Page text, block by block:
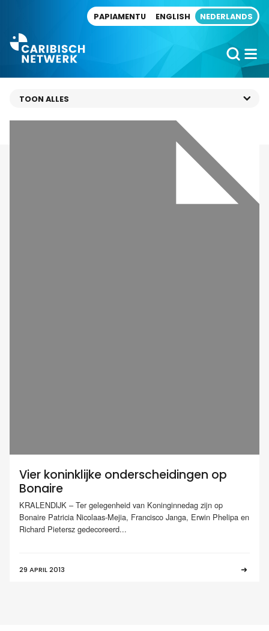
PAPIAMENTU ENGLISH NEDERLANDS
Vier koninklijke onderscheidingen op
Bonaire
KRALENDIJK – Ter gelegenheid van Koninginnedag zijn op
Bonaire Patricia Nicolaas-Mejia, Francisco Janga, Erwin Phelipa en
Richard Pietersz gedecoreerd...
29 APRIL 2013